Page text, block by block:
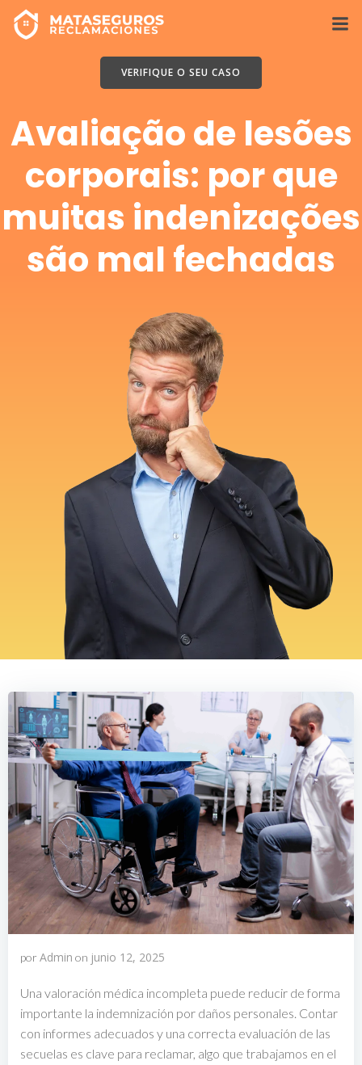
conteúdo
VERIFIQUE O SEU CASO
Avaliação de lesões
corporais: por que
muitas indenizações
são mal fechadas
por Admin on junio 12, 2025
Una valoración médica incompleta puede reducir de forma
importante la indemnización por daños personales. Contar
con informes adecuados y una correcta evaluación de las
secuelas es clave para reclamar, algo que trabajamos en el